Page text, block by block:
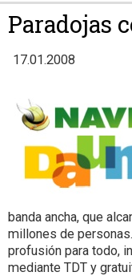
Paradojas
17.01.2008
banda ancha, que
millones de
profusión para todo,
mediante TDT y